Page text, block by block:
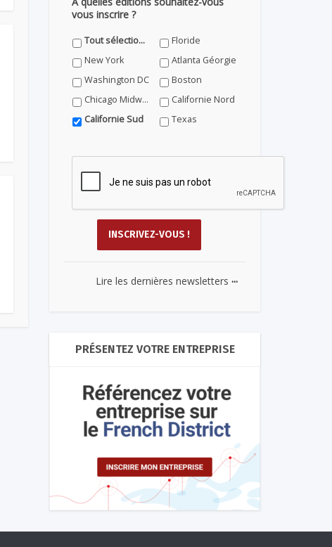
vous inscrire ?
Tout sélectionner
Floride
New York
Atlanta Géorgie
Washington DC
Boston
Chicago Midwest
Californie Nord
Californie Sud
Texas
Lire les dernières newsletters ...
PRÉSENTEZ VOTRE ENTREPRISE